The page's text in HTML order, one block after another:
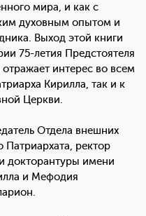
мира, и как с
духовным опытом и
Выход этой книги
75-летия Предстоятеля
интерес во всем
Кирилла, так и к
Церкви.
Отдела внешних
Патриархата, ректор
докторантуры имени
и Мефодия